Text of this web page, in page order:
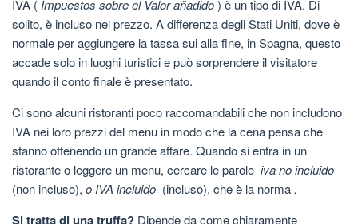
IVA ( Impuestos sobre el Valor añadido) è un tipo di IVA. Di
solito, è incluso nel prezzo. A differenza degli Stati Uniti, dove è
normale per aggiungere la tassa sui alla fine, in Spagna, questo
accade solo in luoghi turistici e può sorprendere il visitatore
quando il conto finale è presentato.
Ci sono alcuni ristoranti poco raccomandabili che non includono
IVA nei loro prezzi del menu in modo che la cena pensa che
stanno ottenendo un grande affare. Quando si entra in un
ristorante o leggere un menu, cercare le parole iva no incluido
(non incluso), o IVA incluido (incluso), che è la norma .
Si tratta di una truffa? Dipende da come chiaramente